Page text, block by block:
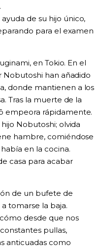
de su hijo único,
para el examen
en Tokio. En el
Nobutoshi han añadido
donde mantienen a los
Tras la muerte de la
empeora rápidamente.
Nobutoshi; olvida
hambre, comiéndose
en la cocina.
casa para acabar
de un bufete de
tomarse la baja.
desde que nos
pullas,
anticuadas como